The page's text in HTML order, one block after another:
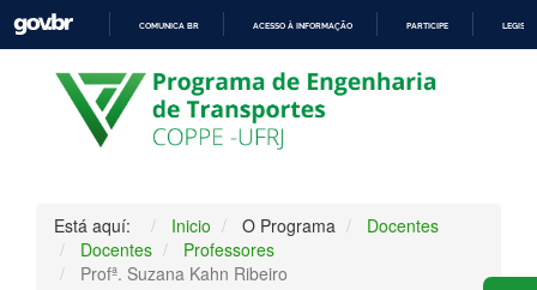
PARA
O
CONTEÚDO
COMUNICA BR ACESSO À INFORMAÇÃO PARTICIPE
Está aquí: Inicio O Programa
Docentes
Docentes
Professores
Profª. Suzana Kahn Ribeiro